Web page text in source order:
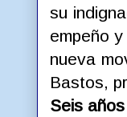
su
empeño
nueva
Bastos,
Seis